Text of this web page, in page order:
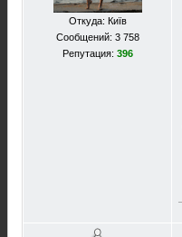
Откуда: Київ
Сообщений: 3 758
Репутация: 396